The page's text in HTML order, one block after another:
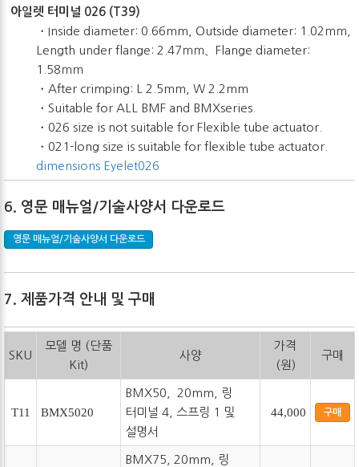
아일렛 터미널 026 (T39)
・Inside diameter: 0.66mm, Outside diameter: 1.02ｍｍ,
Length under flange: 2.47ｍｍ、Flange diameter:
1.58ｍｍ
・After crimping: L 2.5mm, W 2.2mm
・Suitable for ALL BMF and BMXseries.
・026 size is not suitable for Flexible tube actuator.
・021-long size is suitable for flexible tube actuator.
dimensions Eyelet026
6. 영문 매뉴얼/기술사양서 다운로드
영문 매뉴얼/기술사양서 다운로드
7. 제품가격 안내 및 구매
SKU
모델 명 (단품
Kit)
사양
가격
(원)
구매
T11 BMX5020
BMX50, 20mm, 링
터미널 4, 스프링 1 및
설명서
44,000 구매
BMX75, 20mm, 링